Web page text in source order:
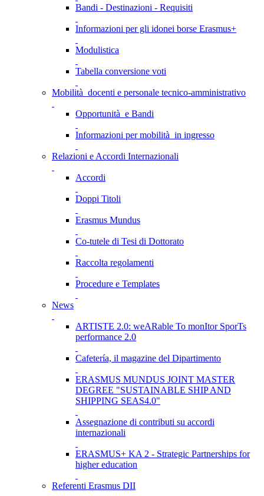
Bandi - Destinazioni - Requisiti
Informazioni per gli idonei borse Erasmus+
Modulistica
Tabella conversione voti
Mobilità docenti e personale tecnico-amministrativo
Opportunità e Bandi
Informazioni per mobilità in ingresso
Relazioni e Accordi Internazionali
Accordi
Doppi Titoli
Erasmus Mundus
Co-tutele di Tesi di Dottorato
Raccolta regolamenti
Procedure e Templates
News
ARTISTE 2.0: weARable To monItor SporTs
performance 2.0
Cafetería, il magazine del Dipartimento
ERASMUS MUNDUS JOINT MASTER
DEGREE "SUSTAINABLE SHIP AND
SHIPPING SEAS4.0"
Assegnazione di contributi su accordi
internazionali
ERASMUS+ KA 2 - Strategic Partnerships for
higher education
Referenti Erasmus DII